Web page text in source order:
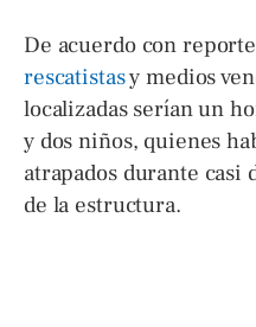
De acuerdo con
rescatistasy medios
localizadas serían un
y dos niños, quienes
atrapados durante casi
de la estructura.